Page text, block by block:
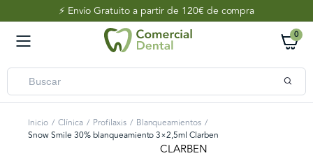
⚡️ Envío Gratuito a partir de 120€ de compra
0
Inicio Clínica Profilaxis
Blanqueamientos
Snow Smile 30% blanqueamiento 3×2,5ml Clarben
CLARBEN